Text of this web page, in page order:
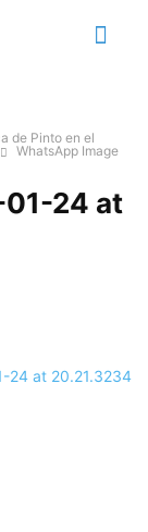
de Pinto en el
WhatsApp Image
24 at